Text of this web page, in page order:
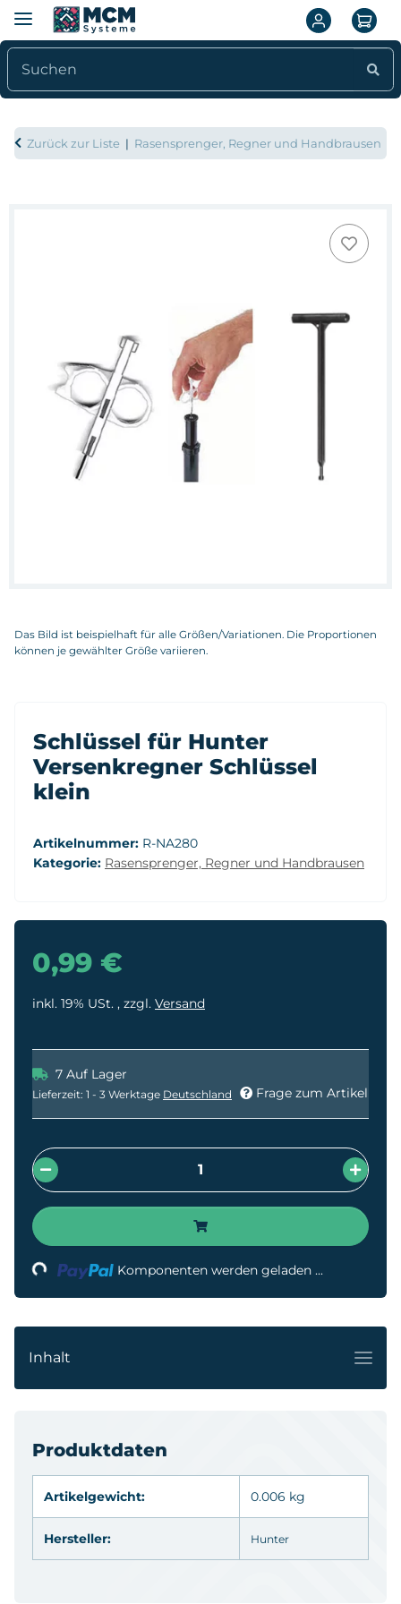
Zurück zur Liste Rasensprenger, Regner und Handbrausen
Das Bild ist beispielhaft für alle Größen/Variationen. Die Proportionen
können je gewählter Größe variieren.
Schlüssel für Hunter
Versenkregner Schlüssel
klein
Artikelnummer: R-NA280
Kategorie: Rasensprenger, Regner und Handbrausen
0,99 €
inkl. 19% USt. , zzgl. Versand
7 Auf Lager
Lieferzeit: 1 - 3 Werktage Deutschland Frage zum Artikel
Komponenten werden geladen ...
Inhalt
Produktdaten
Artikelgewicht: 0.006 kg
Hersteller: Hunter